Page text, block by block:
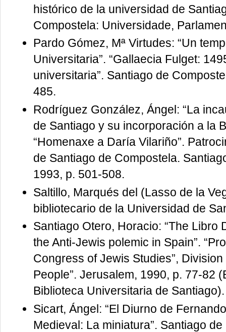
histórico de la universidad de
Compostela: Universidade,
Pardo Gómez, Mª Virtudes: “Un
Universitaria”. “Gallaecia Fulget:
universitaria”. Santiago de
485.
Rodríguez González, Ángel: “La
de Santiago y su incorporación a la
“Homenaxe a Daría Vilariño”.
de Santiago de Compostela.
1993, p. 501-508.
Saltillo, Marqués del (Lasso de la
bibliotecario de la Universidad de
Santiago Otero, Horacio: “The Libro
the Anti-Jewis polemic in Spain”.
Congress of Jewis Studies”,
People”. Jerusalem, 1990, p. 77-82
Biblioteca Universitaria de Santiago).
Sicart, Ángel: “El Diurno de
Medieval: La miniatura”. Santiago